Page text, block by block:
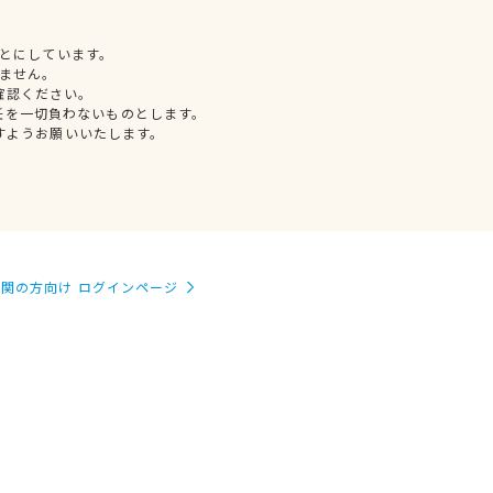
しています。
せん。
ください。
一切負わないものとします。
うお願いいたします。
の方向け ログインページ